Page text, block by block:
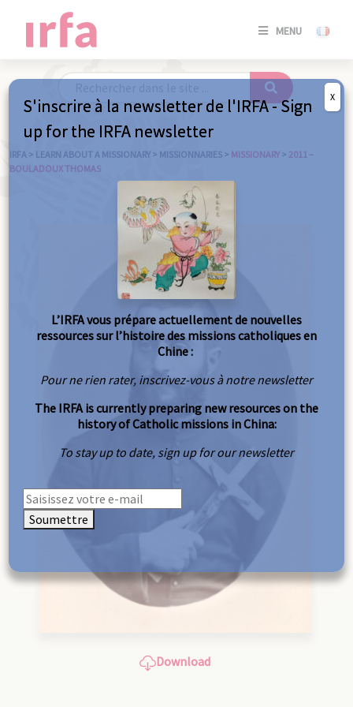
MENU
SE
IRFA > LEARN ABOUT A MISSIONARY > MISSIONNARIES > MISSIONARY > 2011 –
BOULADOUX THOMAS
Download
S'inscrire à la newsletter de l'IRFA - Sign
up for the IRFA newsletter
L’IRFA vous prépare actuellement de nouvelles
ressources sur l’histoire des missions catholiques en
Chine :
Pour ne rien rater, inscrivez-vous à notre newsletter
The IRFA is currently preparing new resources on the
history of Catholic missions in China:
To stay up to date, sign up for our newsletter
Soumettre
X